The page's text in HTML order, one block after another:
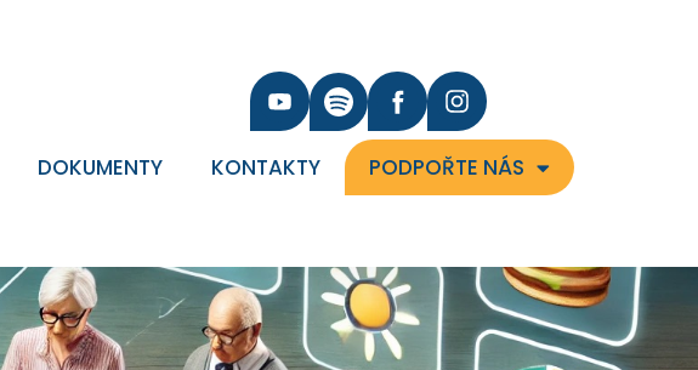
DOKUMENTY KONTAKTY PODPOŘTE NÁS